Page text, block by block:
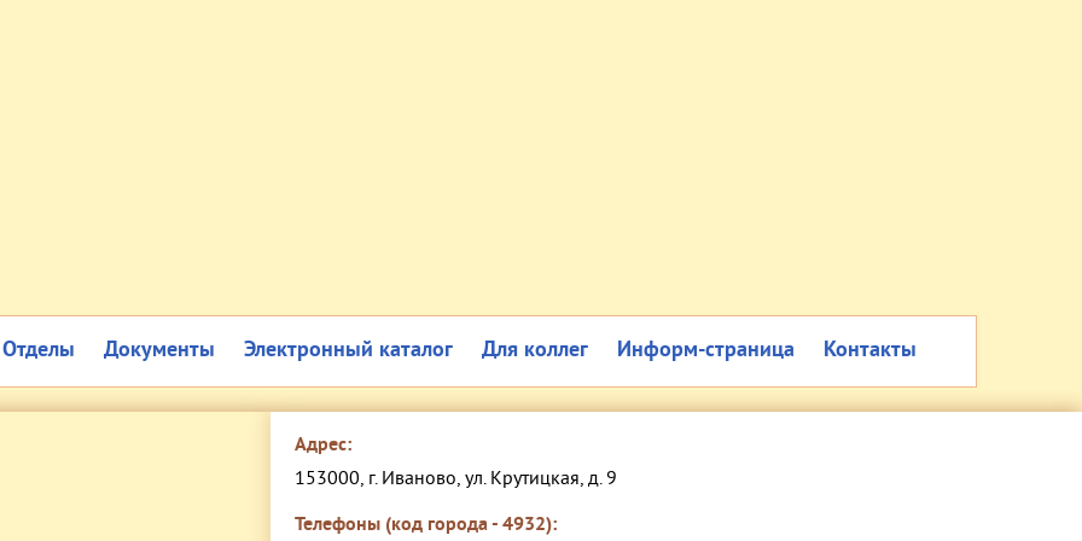
Отделы Документы Электронный каталог Для коллег Информ-страница Контакты
Адрес:
153000, г. Иваново, ул. Крутицкая, д. 9
Телефоны (код города - 4932):